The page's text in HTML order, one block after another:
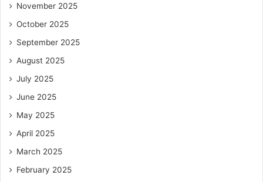
November 2025
October 2025
September 2025
August 2025
July 2025
June 2025
May 2025
April 2025
March 2025
February 2025